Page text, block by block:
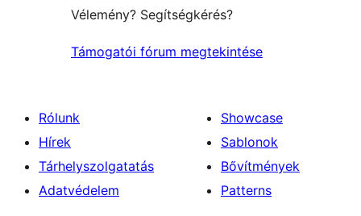
Vélemény? Segítségkérés?
Támogatói fórum megtekintése
Rólunk
Hírek
Tárhelyszolgatatás
Adatvédelem
Showcase
Sablonok
Bővítmények
Patterns